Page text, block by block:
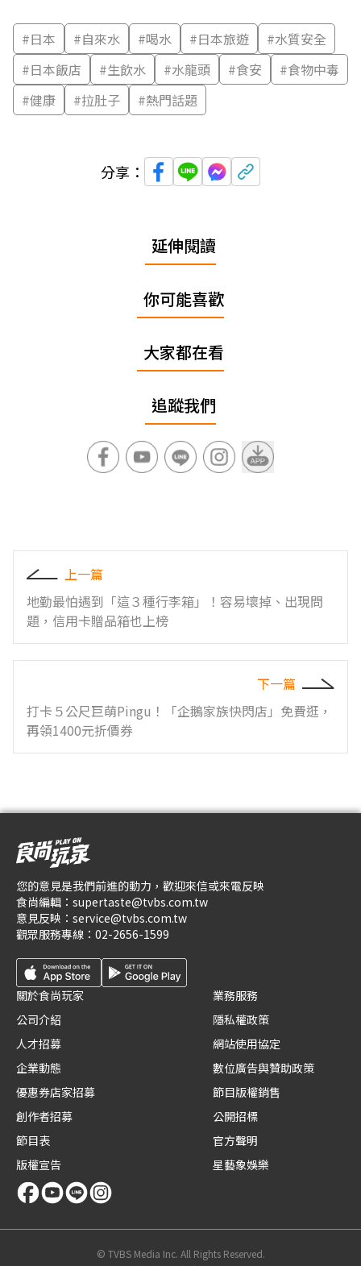
#日本 #自來水 #喝水 #日本旅遊 #水質安全
#日本飯店 #生飲水 #水龍頭 #食安 #食物中毒
#健康 #拉肚子 #熱門話題
分享：
延伸閱讀
你可能喜歡
大家都在看
追蹤我們
上一篇
地勤最怕遇到「這３種行李箱」！容易壞掉、出現問
題，信用卡贈品箱也上榜
下一篇
打卡５公尺巨萌Pingu！「企鵝家族快閃店」免費逛，
再領1400元折價券
您的意見是我們前進的動力，歡迎來信或來電反映
食尚編輯： supertaste@tvbs.com.tw
意見反映： service@tvbs.com.tw
觀眾服務專線： 02-2656-1599
關於食尚玩家
公司介紹
人才招募
企業動態
優惠券店家招募
創作者招募
節目表
版權宣告
業務服務
隱私權政策
網站使用協定
數位廣告與贊助政策
節目版權銷售
公開招標
官方聲明
星藝象娛樂
© TVBS Media Inc. All Rights Reserved.